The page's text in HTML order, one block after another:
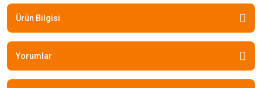
Ürün Bilgisi
Yorumlar